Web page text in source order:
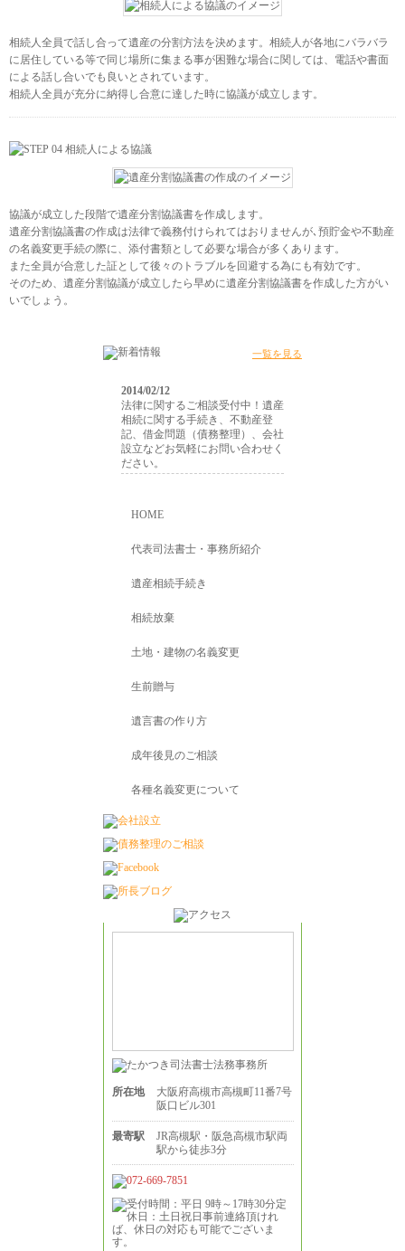
相続人全員で話し合って遺産の分割方法を決めます。相続人が各地にバラバラ
に居住している等で同じ場所に集まる事が困難な場合に関しては、電話や書面
による話し合いでも良いとされています。
相続人全員が充分に納得し合意に達した時に協議が成立します。
協議が成立した段階で遺産分割協議書を作成します。
遺産分割協議書の作成は法律で義務付けられてはおりませんが､預貯金や不動産
の名義変更手続の際に、添付書類として必要な場合が多くあります。
また全員が合意した証として後々のトラブルを回避する為にも有効です。
そのため、遺産分割協議が成立したら早めに遺産分割協議書を作成した方がい
いでしょう。
一覧を見る
2014/02/12
法律に関するご相談受付中！遺産
相続に関する手続き、不動産登
記、借金問題（債務整理）、会社
設立などお気軽にお問い合わせく
ださい。
HOME
代表司法書士・事務所紹介
遺産相続手続き
相続放棄
土地・建物の名義変更
生前贈与
遺言書の作り方
成年後見のご相談
各種名義変更について
所在地
大阪府高槻市高槻町11番7号
阪口ビル301
最寄駅
JR高槻駅・阪急高槻市駅両
駅から徒歩3分